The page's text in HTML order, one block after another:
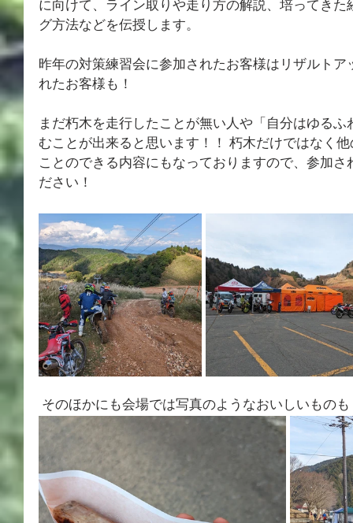
に向けて、ライン取りや走り方の解説、培ってき
グ方法などを伝授します。
昨年の対策練習会に参加されたお客様はリザルト
れたお客様も！
まだ朽木を走行したことが無い人や「自分はゆる
むことが出来ると思います！！ 朽木だけではなく
ことのできる内容にもなっておりますので、参加
ださい！
そのほかにも会場では写真のようなおいしいものも